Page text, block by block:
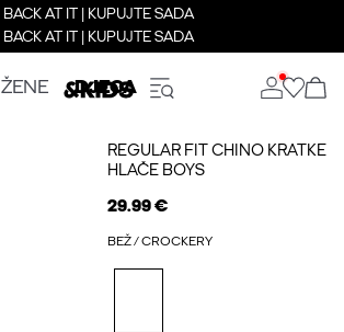
BACK AT IT | KUPUJTE SADA
BACK AT IT | KUPUJTE SADA
ŽENE DJECA
REGULAR FIT CHINO KRATKE
HLAČE BOYS
29.99 €
BEŽ / CROCKERY